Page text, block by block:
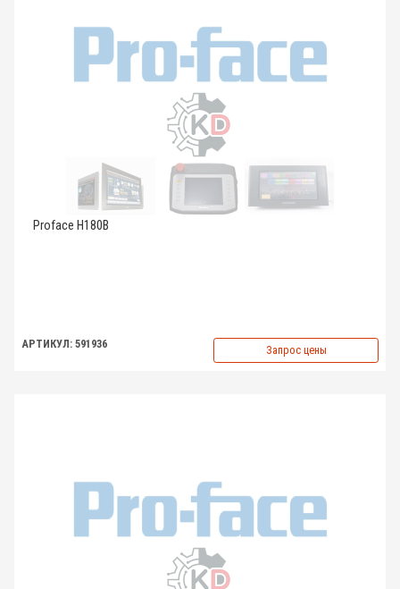
Proface H180B
АРТИКУЛ: 591936 Запрос цены